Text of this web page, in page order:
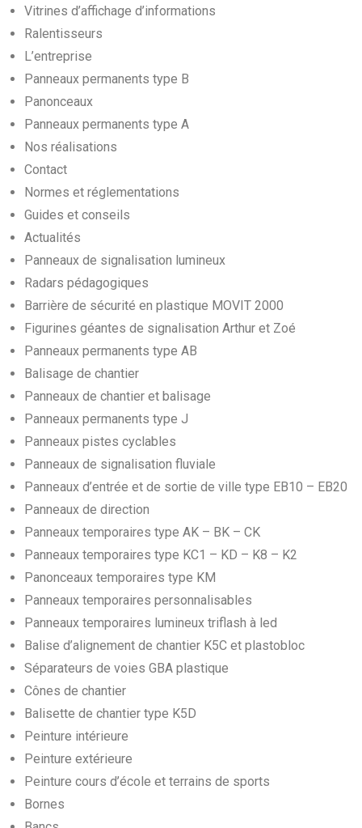
Vitrines d’affichage d’informations
Ralentisseurs
L’entreprise
Panneaux permanents type B
Panonceaux
Panneaux permanents type A
Nos réalisations
Contact
Normes et réglementations
Guides et conseils
Actualités
Panneaux de signalisation lumineux
Radars pédagogiques
Barrière de sécurité en plastique MOVIT 2000
Figurines géantes de signalisation Arthur et Zoé
Panneaux permanents type AB
Balisage de chantier
Panneaux de chantier et balisage
Panneaux permanents type J
Panneaux pistes cyclables
Panneaux de signalisation fluviale
Panneaux d’entrée et de sortie de ville type EB10 – EB20
Panneaux de direction
Panneaux temporaires type AK – BK – CK
Panneaux temporaires type KC1 – KD – K8 – K2
Panonceaux temporaires type KM
Panneaux temporaires personnalisables
Panneaux temporaires lumineux triflash à led
Balise d’alignement de chantier K5C et plastobloc
Séparateurs de voies GBA plastique
Cônes de chantier
Balisette de chantier type K5D
Peinture intérieure
Peinture extérieure
Peinture cours d’école et terrains de sports
Bornes